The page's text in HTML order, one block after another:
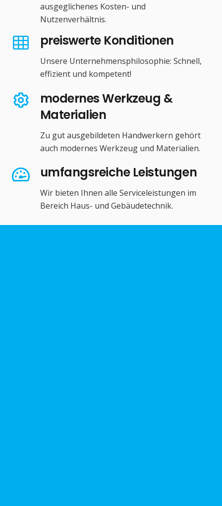
ausgeglichenes Kosten- und
Nutzenverhältnis.
preiswerte Konditionen
Unsere Unternehmensphilosophie: Schnell,
effizient und kompetent!
modernes Werkzeug &
Materialien
Zu gut ausgebildeten Handwerkern gehört
auch modernes Werkzeug und Materialien.
umfangsreiche Leistungen
Wir bieten Ihnen alle Serviceleistungen im
Bereich Haus- und Gebäudetechnik.